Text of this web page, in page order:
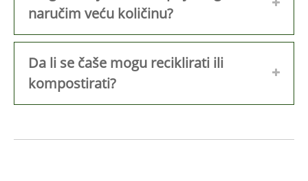
naručim veću količinu?
Da li se čaše mogu reciklirati ili
kompostirati?